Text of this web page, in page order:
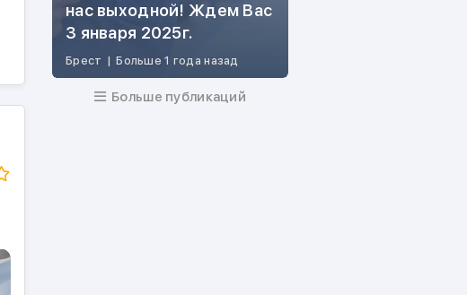
нас выходной! Ждем Вас
3 января 2025г.
Брест | Больше 1 года назад
Больше публикаций